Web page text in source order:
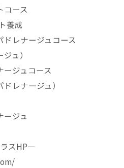
コース
養成
ドレナージュコース
ュ）
ージュコース
レナージュ）
ージュ
スHP—